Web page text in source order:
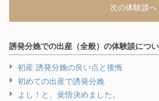
次の体験談へ
誘発分娩での出産（全般）の体験談につ
初産 誘発分娩の良い点と後悔
初めての出産で誘発分娩
よし！と、覚悟決めました。